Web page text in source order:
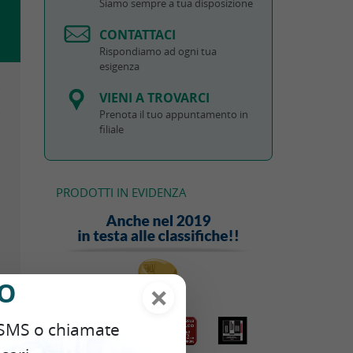
Siamo sempre a tua disposizione
CONTATTACI
Rispondiamo ad ogni tua
esigenza
VIENI A TROVARCI
Prenota il tuo appuntamento in
filiale
PRODOTTI IN EVIDENZA
×
o chiamate